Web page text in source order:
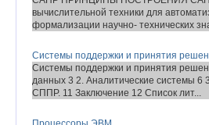
вычислительной техники для
формализации научно- технических
Системы поддержки и принятия
Системы поддержки и принятия
данных 3 2. Аналитические системы
СППР. 11 Заключение 12 Список лит...